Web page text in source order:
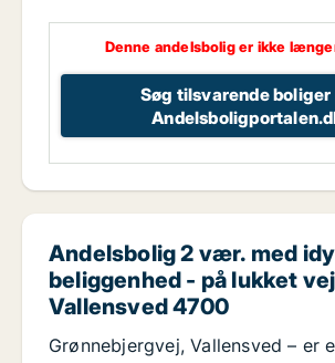
Denne andelsbolig er ikke
Søg tilsvarende boliger
Andelsbolig 2 vær. med
beliggenhed - på lukket
Vallensved 4700
Grønnebjergvej, Vallensved – er